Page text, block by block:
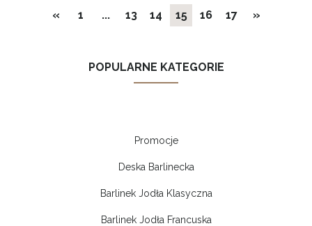
« 1 ... 13 14 15 16 17 »
POPULARNE KATEGORIE
Promocje
Deska Barlinecka
Barlinek Jodła Klasyczna
Barlinek Jodła Francuska